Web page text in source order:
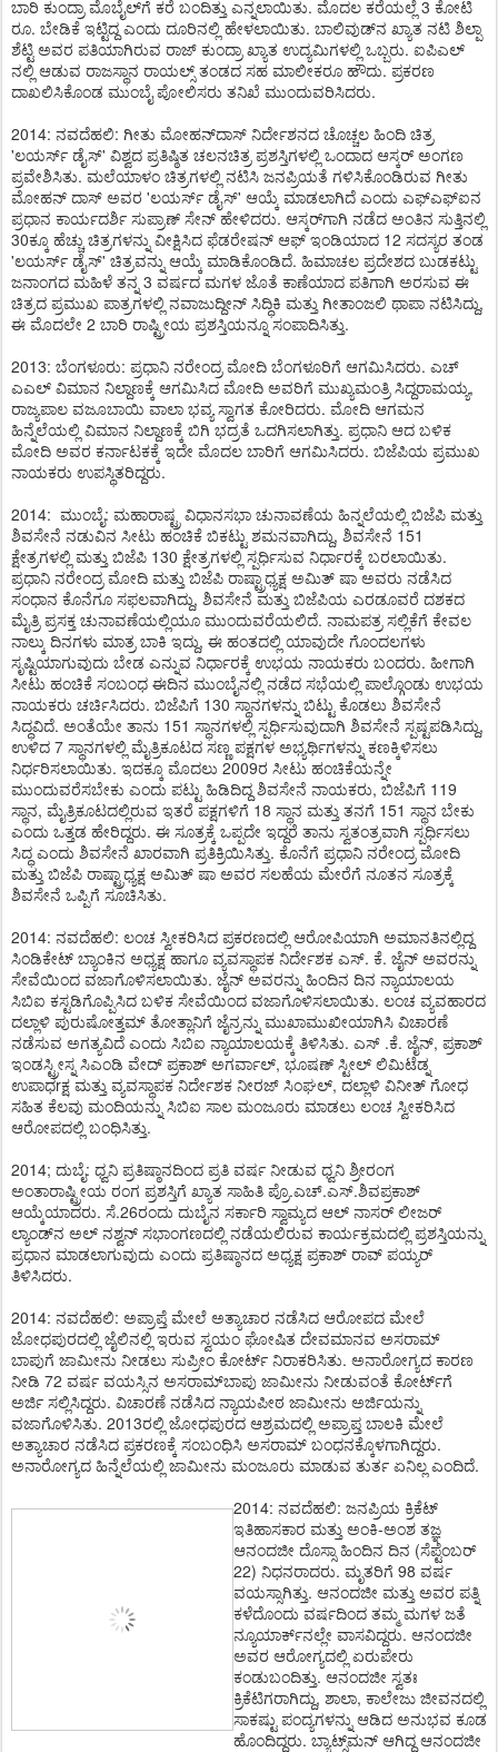
ಬಾರಿ ಕುಂದ್ರಾ ಮೊಬೈಲ್​ಗೆ ಕರೆ ಬಂದಿತ್ತು ಎನ್ನಲಾಯಿತು. ಮೊದಲ ಕರೆಯಲ್ಲೆ 3 ಕೋಟಿ
ರೂ. ಬೇಡಿಕೆ ಇಟ್ಟಿದ್ದ ಎಂದು ದೂರಿನಲ್ಲಿ ಹೇಳಲಾಯಿತು. ಬಾಲಿವುಡ್​ನ ಖ್ಯಾತ ನಟಿ ಶಿಲ್ಪಾ
ಶೆಟ್ಟಿ ಅವರ ಪತಿಯಾಗಿರುವ ರಾಜ್ ಕುಂದ್ರಾ ಖ್ಯಾತ ಉದ್ಯಮಿಗಳಲ್ಲಿ ಒಬ್ಬರು. ಐಪಿಎಲ್​
ನಲ್ಲಿ ಆಡುವ ರಾಜಸ್ಥಾನ ರಾಯಲ್ಸ್ ತಂಡದ ಸಹ ಮಾಲೀಕರೂ ಹೌದು. ಪ್ರಕರಣ
ದಾಖಲಿಸಿಕೊಂಡ ಮುಂಬೈ ಪೋಲಿಸರು ತನಿಖೆ ಮುಂದುವರಿಸಿದರು.
2014: ನವದೆಹಲಿ: ಗೀತು ಮೋಹನ್​ದಾಸ್ ನಿರ್ದೇಶನದ ಚೊಚ್ಚಲ ಹಿಂದಿ ಚಿತ್ರ
'ಲಯರ್ಸ್ ಡೈಸ್' ವಿಶ್ವದ ಪ್ರತಿಷ್ಠಿತ ಚಲನಚಿತ್ರ ಪ್ರಶಸ್ತಿಗಳಲ್ಲಿ ಒಂದಾದ ಆಸ್ಕರ್ ಅಂಗಣ
ಪ್ರವೇಶಿಸಿತು. ಮಲೆಯಾಳಂ ಚಿತ್ರಗಳಲ್ಲಿ ನಟಿಸಿ ಜನಪ್ರಿಯತೆ ಗಳಿಸಿಕೊಂಡಿರುವ ಗೀತು
ಮೋಹನ್ ದಾಸ್ ಅವರ 'ಲಯರ್ಸ್ ಡೈಸ್' ಆಯ್ಕೆ ಮಾಡಲಾಗಿದೆ ಎಂದು ಎಫ್​ಎಫ್​ಐನ
ಪ್ರಧಾನ ಕಾರ್ಯದರ್ಶಿ ಸುಪ್ರಾಣ್ ಸೇನ್ ಹೇಳಿದರು. ಆಸ್ಕರ್​ಗಾಗಿ ನಡೆದ ಅಂತಿನ ಸುತ್ತಿನಲ್ಲಿ
30ಕ್ಕೂ ಹೆಚ್ಚು ಚಿತ್ರಗಳನ್ನು ವೀಕ್ಷಿಸಿದ ಫೆಡರೇಷನ್ ಆಫ್ ಇಂಡಿಯಾದ 12 ಸದಸ್ಯರ ತಂಡ
'ಲಯರ್ಸ್ ಡೈಸ್' ಚಿತ್ರವನ್ನು ಆಯ್ಕೆ ಮಾಡಿಕೊಂಡಿದೆ. ಹಿಮಾಚಲ ಪ್ರದೇಶದ ಬುಡಕಟ್ಟು
ಜನಾಂಗದ ಮಹಿಳೆ ತನ್ನ 3 ವರ್ಷದ ಮಗಳ ಜೊತೆ ಕಾಣೆಯಾದ ಪತಿಗಾಗಿ ಅರಸುವ ಈ
ಚಿತ್ರದ ಪ್ರಮುಖ ಪಾತ್ರಗಳಲ್ಲಿ ನವಾಜುದ್ದೀನ್ ಸಿದ್ಧಿಕಿ ಮತ್ತು ಗೀತಾಂಜಲಿ ಥಾಪಾ ನಟಿಸಿದ್ದು,
ಈ ಮೊದಲೇ 2 ಬಾರಿ ರಾಷ್ಟ್ರೀಯ ಪ್ರಶಸ್ತಿಯನ್ನೂ ಸಂಪಾದಿಸಿತ್ತು.
2013: ಬೆಂಗಳೂರು: ಪ್ರಧಾನಿ ನರೇಂದ್ರ ಮೋದಿ ಬೆಂಗಳೂರಿಗೆ ಆಗಮಿಸಿದರು. ಎಚ್​
ಎಎಲ್ ವಿಮಾನ ನಿಲ್ದಾಣಕ್ಕೆ ಆಗಮಿಸಿದ ಮೋದಿ ಅವರಿಗೆ ಮುಖ್ಯಮಂತ್ರಿ ಸಿದ್ದರಾಮಯ್ಯ,
ರಾಜ್ಯಪಾಲ ವಜೂಬಾಯಿ ವಾಲಾ ಭವ್ಯ ಸ್ವಾಗತ ಕೋರಿದರು. ಮೋದಿ ಆಗಮನ
ಹಿನ್ನೆಲೆಯಲ್ಲಿ ವಿಮಾನ ನಿಲ್ದಾಣಕ್ಕೆ ಬಿಗಿ ಭದ್ರತೆ ಒದಗಿಸಲಾಗಿತ್ತು. ಪ್ರಧಾನಿ ಆದ ಬಳಿಕ
ಮೋದಿ ಅವರ ಕರ್ನಾಟಕಕ್ಕೆ ಇದೇ ಮೊದಲ ಬಾರಿಗೆ ಆಗಮಿಸಿದರು. ಬಿಜೆಪಿಯ ಪ್ರಮುಖ
ನಾಯಕರು ಉಪಸ್ಥಿತರಿದ್ದರು.
2014: ಮುಂಬೈ: ಮಹಾರಾಷ್ಟ್ರ ವಿಧಾನಸಭಾ ಚುನಾವಣೆಯ ಹಿನ್ನಲೆಯಲ್ಲಿ ಬಿಜೆಪಿ ಮತ್ತು
ಶಿವಸೇನೆ ನಡುವಿನ ಸೀಟು ಹಂಚಿಕೆ ಬಿಕಟ್ಟು ಶಮನವಾಗಿದ್ದು, ಶಿವಸೇನೆ 151
ಕ್ಷೇತ್ರಗಳಲ್ಲಿ ಮತ್ತು ಬಿಜೆಪಿ 130 ಕ್ಷೇತ್ರಗಳಲ್ಲಿ ಸ್ಪರ್ಧಿಸುವ ನಿರ್ಧಾರಕ್ಕೆ ಬರಲಾಯಿತು.
ಪ್ರಧಾನಿ ನರೇಂದ್ರ ಮೋದಿ ಮತ್ತು ಬಿಜೆಪಿ ರಾಷ್ಟ್ರಾಧ್ಯಕ್ಷ ಅಮಿತ್ ಷಾ ಅವರು ನಡೆಸಿದ
ಸಂಧಾನ ಕೊನೆಗೂ ಸಫಲವಾಗಿದ್ದು, ಶಿವಸೇನೆ ಮತ್ತು ಬಿಜೆಪಿಯ ಎರಡೂವರೆ ದಶಕದ
ಮೈತ್ರಿ ಪ್ರಸಕ್ತ ಚುನಾವಣೆಯಲ್ಲಿಯೂ ಮುಂದುವರೆಯಲಿದೆ. ನಾಮಪತ್ರ ಸಲ್ಲಿಕೆಗೆ ಕೇವಲ
ನಾಲ್ಕು ದಿನಗಳು ಮಾತ್ರ ಬಾಕಿ ಇದ್ದು, ಈ ಹಂತದಲ್ಲಿ ಯಾವುದೇ ಗೊಂದಲಗಳು
ಸೃಷ್ಟಿಯಾಗುವುದು ಬೇಡ ಎನ್ನುವ ನಿರ್ಧಾರಕ್ಕೆ ಉಭಯ ನಾಯಕರು ಬಂದರು. ಹೀಗಾಗಿ
ಸೀಟು ಹಂಚಿಕೆ ಸಂಬಂಧ ಈದಿನ ಮುಂಬೈನಲ್ಲಿ ನಡೆದ ಸಭೆಯಲ್ಲಿ ಪಾಲ್ಗೊಂಡು ಉಭಯ
ನಾಯಕರು ಚರ್ಚಿಸಿದರು. ಬಿಜೆಪಿಗೆ 130 ಸ್ಥಾನಗಳನ್ನು ಬಿಟ್ಟು ಕೊಡಲು ಶಿವಸೇನೆ
ಸಿದ್ಧವಿದೆ. ಅಂತೆಯೇ ತಾನು 151 ಸ್ಥಾನಗಳಲ್ಲಿ ಸ್ಪರ್ಧಿಸುವುದಾಗಿ ಶಿವಸೇನೆ ಸ್ಪಷ್ಟಪಡಿಸಿದ್ದು,
ಉಳಿದ 7 ಸ್ಥಾನಗಳಲ್ಲಿ ಮೈತ್ರಿಕೂಟದ ಸಣ್ಣ ಪಕ್ಷಗಳ ಅಭ್ಯರ್ಥಿಗಳನ್ನು ಕಣಕ್ಕಿಳಿಸಲು
ನಿರ್ಧರಿಸಲಾಯಿತು. ಇದಕ್ಕೂ ಮೊದಲು 2009ರ ಸೀಟು ಹಂಚಿಕೆಯನ್ನೇ
ಮುಂದುವರೆಸಬೇಕು ಎಂದು ಪಟ್ಟು ಹಿಡಿದಿದ್ದ ಶಿವಸೇನೆ ನಾಯಕರು, ಬಿಜೆಪಿಗೆ 119
ಸ್ಥಾನ, ಮೈತ್ರಿಕೂಟದಲ್ಲಿರುವ ಇತರೆ ಪಕ್ಷಗಳಿಗೆ 18 ಸ್ಥಾನ ಮತ್ತು ತನಗೆ 151 ಸ್ಥಾನ ಬೇಕು
ಎಂದು ಒತ್ತಡ ಹೇರಿದ್ದರು. ಈ ಸೂತ್ರಕ್ಕೆ ಒಪ್ಪದೇ ಇದ್ದರೆ ತಾನು ಸ್ವತಂತ್ರವಾಗಿ ಸ್ಪರ್ಧಿಸಲು
ಸಿದ್ಧ ಎಂದು ಶಿವಸೇನೆ ಖಾರವಾಗಿ ಪ್ರತಿಕ್ರಿಯಿಸಿತ್ತು. ಕೊನೆಗೆ ಪ್ರಧಾನಿ ನರೇಂದ್ರ ಮೋದಿ
ಮತ್ತು ಬಿಜೆಪಿ ರಾಷ್ಟ್ರಾಧ್ಯಕ್ಷ ಅಮಿತ್ ಷಾ ಅವರ ಸಲಹೆಯ ಮೇರೆಗೆ ನೂತನ ಸೂತ್ರಕ್ಕೆ
ಶಿವಸೇನೆ ಒಪ್ಪಿಗೆ ಸೂಚಿಸಿತು.
2014: ನವದೆಹಲಿ: ಲಂಚ ಸ್ವೀಕರಿಸಿದ ಪ್ರಕರಣದಲ್ಲಿ ಆರೋಪಿಯಾಗಿ ಅಮಾನತಿನಲ್ಲಿದ್ದ
ಸಿಂಡಿಕೇಟ್ ಬ್ಯಾಂಕಿನ ಅಧ್ಯಕ್ಷ ಹಾಗೂ ವ್ಯವಸ್ಥಾಪಕ ನಿರ್ದೇಶಕ ಎಸ್. ಕೆ. ಜೈನ್ ಅವರನ್ನು
ಸೇವೆಯಿಂದ ವಜಾಗೊಳಿಸಲಾಯಿತು. ಜೈನ್ ಅವರನ್ನು ಹಿಂದಿನ ದಿನ ನ್ಯಾಯಾಲಯ
ಸಿಬಿಐ ಕಸ್ಟಡಿಗೊಪ್ಪಿಸಿದ ಬಳಿಕ ಸೇವೆಯಿಂದ ವಜಾಗೊಳಿಸಲಾಯಿತು. ಲಂಚ ವ್ಯವಹಾರದ
ದಲ್ಲಾಳಿ ಪುರುಷೋತ್ತಮ್ ತೋತ್ಲಾನಿಗೆ ಜೈನ್ರನ್ನು ಮುಖಾಮುಖೀಯಾಗಿಸಿ ವಿಚಾರಣೆ
ನಡೆಸುವ ಅಗತ್ಯವಿದೆ ಎಂದು ಸಿಬಿಐ ನ್ಯಾಯಾಲಯಕ್ಕೆ ತಿಳಿಸಿತು. ಎಸ್ .ಕೆ. ಜೈನ್, ಪ್ರಕಾಶ್
ಇಂಡಸ್ಟ್ರೀಸ್ನ ಸಿಎಂಡಿ ವೇದ್ ಪ್ರಕಾಶ್ ಅಗರ್ವಾಲ್, ಭೂಷಣ್ ಸ್ಟೀಲ್ ಲಿಮಿಟೆಡ್ನ
ಉಪಾಧrಕ್ಷ ಮತ್ತು ವ್ಯವಸ್ಥಾಪಕ ನಿರ್ದೇಶಕ ನೀರಜ್ ಸಿಂಘಲ್, ದಲ್ಲಾಳಿ ವಿನೀತ್ ಗೋಧ
ಸಹಿತ ಕೆಲವು ಮಂದಿಯನ್ನು ಸಿಬಿಐ ಸಾಲ ಮಂಜೂರು ಮಾಡಲು ಲಂಚ ಸ್ವೀಕರಿಸಿದ
ಆರೋಪದಲ್ಲಿ ಬಂಧಿಸಿತ್ತು.
2014; ದುಬೈ: ಧ್ವನಿ ಪ್ರತಿಷ್ಠಾನದಿಂದ ಪ್ರತಿ ವರ್ಷ ನೀಡುವ ಧ್ವನಿ ಶ್ರೀರಂಗ
ಅಂತಾರಾಷ್ಟ್ರೀಯ ರಂಗ ಪ್ರಶಸ್ತಿಗೆ ಖ್ಯಾತ ಸಾಹಿತಿ ಪ್ರೊ.ಎಚ್.ಎಸ್.ಶಿವಪ್ರಕಾಶ್
ಆಯ್ಕೆಯಾದರು. ಸೆ.26ರಂದು ದುಬೈನ ಸರ್ಕಾರಿ ಸ್ವಾಮ್ಯದ ಆಲ್ ನಾಸರ್ ಲೀಜರ್
ಲ್ಯಾಂಡ್​ನ ಅಲ್ ನಶ್ವನ್ ಸಭಾಂಗಣದಲ್ಲಿ ನಡೆಯಲಿರುವ ಕಾರ್ಯಕ್ರಮದಲ್ಲಿ ಪ್ರಶಸ್ತಿಯನ್ನು
ಪ್ರಧಾನ ಮಾಡಲಾಗುವುದು ಎಂದು ಪ್ರತಿಷ್ಠಾನದ ಅಧ್ಯಕ್ಷ ಪ್ರಕಾಶ್ ರಾವ್ ಪಯ್ಯರ್
ತಿಳಿಸಿದರು.
2014: ನವದೆಹಲಿ: ಅಪ್ರಾಪ್ತೆ ಮೇಲೆ ಅತ್ಯಾಚಾರ ನಡೆಸಿದ ಆರೋಪದ ಮೇಲೆ
ಜೋಧಪುರದಲ್ಲಿ ಜೈಲಿನಲ್ಲಿ ಇರುವ ಸ್ವಯಂ ಘೋಷಿತ ದೇವಮಾನವ ಅಸರಾಮ್​
ಬಾಪುಗೆ ಜಾಮೀನು ನೀಡಲು ಸುಪ್ರೀಂ ಕೋರ್ಟ್ ನಿರಾಕರಿಸಿತು. ಅನಾರೋಗ್ಯದ ಕಾರಣ
ನೀಡಿ 72 ವರ್ಷ ವಯಸ್ಸಿನ ಅಸರಾಮ್​ಬಾಪು ಜಾಮೀನು ನೀಡುವಂತೆ ಕೋರ್ಟ್​ಗೆ
ಅರ್ಜಿ ಸಲ್ಲಿಸಿದ್ದರು. ವಿಚಾರಣೆ ನಡೆಸಿದ ನ್ಯಾಯಪೀಠ ಜಾಮೀನು ಅರ್ಜಿಯನ್ನು
ವಜಾಗೊಳಿಸಿತು. 2013ರಲ್ಲಿ ಜೋಧಪುರದ ಆಶ್ರಮದಲ್ಲಿ ಅಪ್ರಾಪ್ತ ಬಾಲಕಿ ಮೇಲೆ
ಅತ್ಯಾಚಾರ ನಡೆಸಿದ ಪ್ರಕರಣಕ್ಕೆ ಸಂಬಂಧಿಸಿ ಅಸರಾಮ್​ ಬಂಧನಕ್ಕೊಳಗಾಗಿದ್ದರು.
ಅನಾರೋಗ್ಯದ ಹಿನ್ನೆಲೆಯಲ್ಲಿ ಜಾಮೀನು ಮಂಜೂರು ಮಾಡುವ ತುರ್ತ ಏನಿಲ್ಲ ಎಂದಿದೆ.
2014: ನವದೆಹಲಿ: ಜನಪ್ರಿಯ ಕ್ರಿಕೆಟ್
ಇತಿಹಾಸಕಾರ ಮತ್ತು ಅಂಕಿ-ಅಂಶ ತಜ್ಞ
ಆನಂದಜೀ ದೊಸ್ಸಾ ಹಿಂದಿನ ದಿನ (ಸೆಪ್ಟೆಂಬರ್
22) ನಿಧನರಾದರು. ಮೃತರಿಗೆ 98 ವರ್ಷ
ವಯಸ್ಸಾಗಿತ್ತು. ಆನಂದಜೀ ಮತ್ತು ಅವರ ಪತ್ನಿ
ಕಳೆದೊಂದು ವರ್ಷದಿಂದ ತಮ್ಮ ಮಗಳ ಜತೆ
ನ್ಯೂಯಾರ್ಕ್​ನಲ್ಲೇ ವಾಸವಿದ್ದರು. ಆನಂದಜೀ
ಅವರ ಆರೋಗ್ಯದಲ್ಲಿ ಏರುಪೇರು
ಕಂಡುಬಂದಿತ್ತು. ಆನಂದಜೀ ಸ್ವತಃ
ಕ್ರಿಕೆಟಿಗರಾಗಿದ್ದು, ಶಾಲಾ, ಕಾಲೇಜು ಜೀವನದಲ್ಲಿ
ಸಾಕಷ್ಟು ಪಂದ್ಯಗಳನ್ನು ಆಡಿದ ಅನುಭವ ಕೂಡ
ಹೊಂದಿದ್ದರು. ಬ್ಯಾಟ್ಸ್​ಮನ್ ಆಗಿದ್ದ ಆನಂದಜೀ